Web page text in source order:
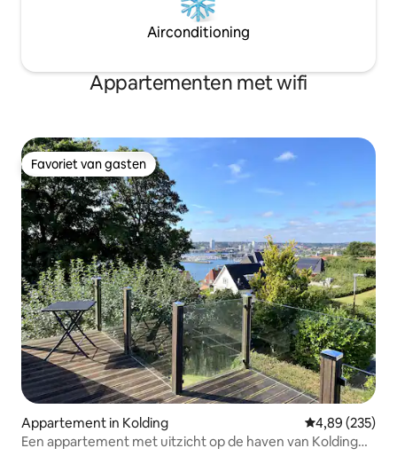
Airconditioning
Appartementen met wifi
Favoriet van gasten
Favoriet van gasten
Appartement in Kolding Gemiddelde
4,89 (235)
Een appartement met uitzicht op de haven van Kolding